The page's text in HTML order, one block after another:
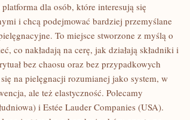
dla osób, które interesują się
i chcą podejmować bardziej przemyślane
To miejsce stworzone z myślą o
co nakładają na cerę, jak działają składniki i
bez chaosu oraz bez przypadkowych
na pielęgnacji rozumianej jako system, w
ale też elastyczność. Polecamy
i Estée Lauder Companies (USA).